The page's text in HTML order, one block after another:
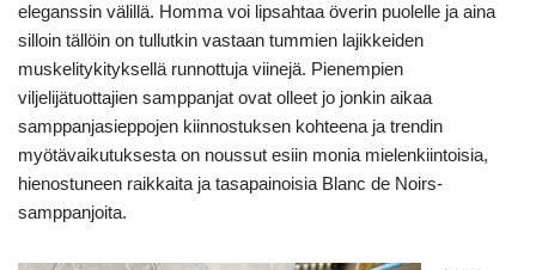
eleganssin välillä. Homma voi lipsahtaa överin puolelle ja aina
silloin tällöin on tullutkin vastaan tummien lajikkeiden
muskelitykityksellä runnottuja viinejä. Pienempien
viljelijätuottajien samppanjat ovat olleet jo jonkin aikaa
samppanjasieppojen kiinnostuksen kohteena ja trendin
myötävaikutuksesta on noussut esiin monia mielenkiintoisia,
hienostuneen raikkaita ja tasapainoisia Blanc de Noirs-
samppanjoita.